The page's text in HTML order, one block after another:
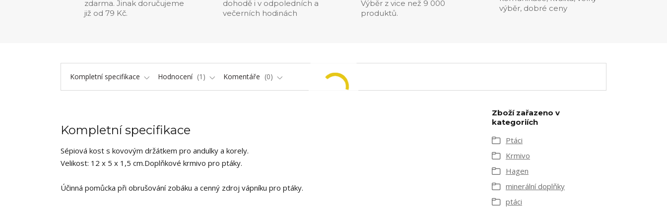
zdarma. Jinak doručujeme
již od 79 Kč.
dohodě i v odpoledních a
večerních hodinách
Výběr z vice než 9 000
produktů.
výběr, dobré ceny
Kompletní specifikace Hodnocení 1 Komentáře 0
Kompletní specifikace
Sépiová kost s kovovým držátkem pro andulky a korely.
Velikost: 12 x 5 x 1,5 cm.Doplňkové krmivo pro ptáky.
Účinná pomůcka při obrušování zobáku a cenný zdroj vápníku pro ptáky.
Zboží zařazeno v
kategoriích
Ptáci
Krmivo
Hagen
minerální doplňky
ptáci